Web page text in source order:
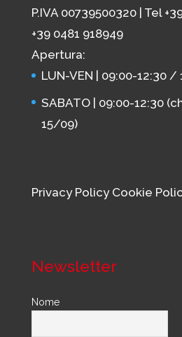
P.IVA 00739500320 | Tel
+39 0481 918949
Apertura:
LUN-VEN | 09:00-12:30 /
SABATO | 09:00-12:30
15/09)
Privacy Policy Cookie
Newsletter
Nome